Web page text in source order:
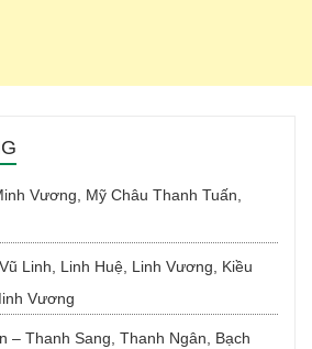
Vương, Mỹ Châu Thanh Tuấn,
Linh, Linh Huệ, Linh Vương, Kiều
Vương
– Thanh Sang, Thanh Ngân, Bạch